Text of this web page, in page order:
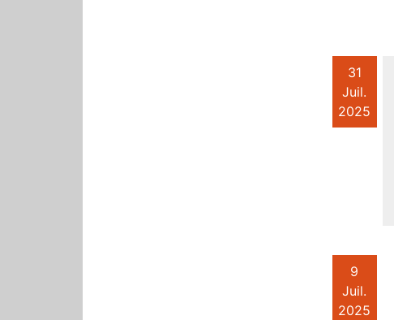
31
Juil.
2025
9
Juil.
2025